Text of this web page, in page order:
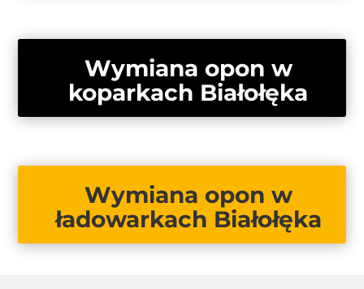
Wymiana opon w
koparkach Białołęka
Wymiana opon w
ładowarkach Białołęka